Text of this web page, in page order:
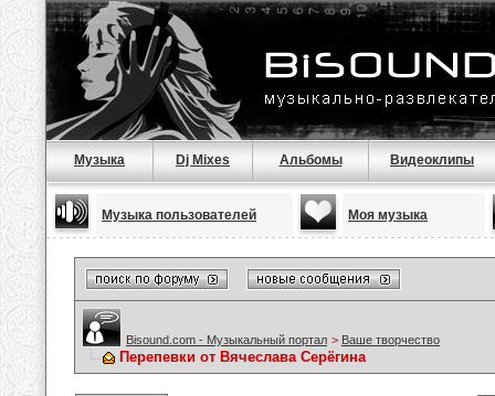
Музыка Dj Mixes Альбомы Видеоклипы
Музыка пользователей Моя музыка
Bisound.com - Музыкальный портал > Ваше творчество
Перепевки от Вячеслава Серёгина